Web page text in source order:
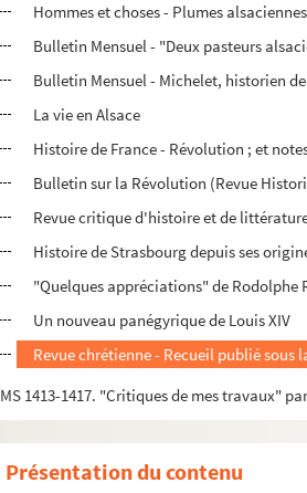
Hommes et choses - Plumes alsaciennes
Bulletin Mensuel - "Deux pasteurs
Bulletin Mensuel - Michelet, historien
La vie en Alsace
Histoire de France - Révolution ; et
Bulletin sur la Révolution (Revue
Revue critique d'histoire et de
Histoire de Strasbourg depuis ses
"Quelques appréciations" de Rodolphe
Un nouveau panégyrique de Louis XIV
Revue chrétienne - Recueil publié
MS 1413-1417. "Critiques de mes travaux"
Présentation du contenu